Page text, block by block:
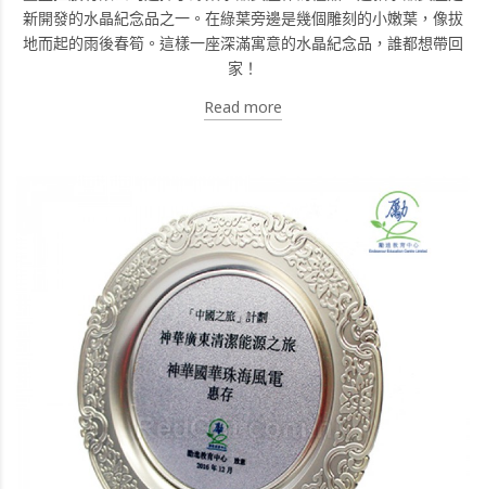
新開發的水晶紀念品之一。在綠葉旁邊是幾個雕刻的小嫩葉，像拔
地而起的雨後春筍。這樣一座深滿寓意的水晶紀念品，誰都想帶回
家！
Read more